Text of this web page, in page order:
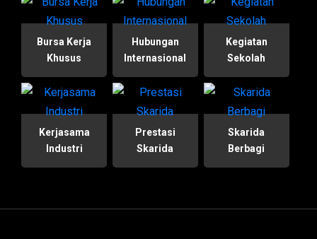
Bursa Kerja
Khusus
Hubungan
Internasional
Kegiatan
Sekolah
Kerjasama
Industri
Prestasi
Skarida
Skarida
Berbagi